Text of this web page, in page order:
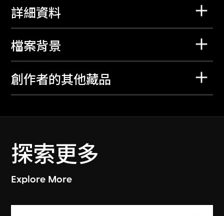
詳細資料
檔案背景
創作者的其他藏品
探索更多
Explore More